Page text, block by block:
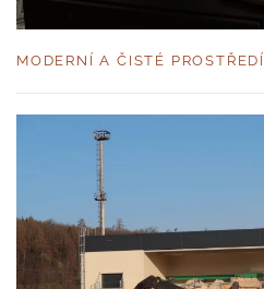
MODERNÍ A ČISTÉ PROSTŘEDÍ